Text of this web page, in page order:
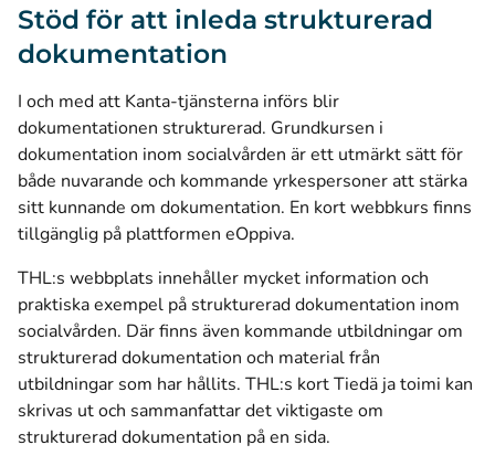
Stöd för att inleda strukturerad
dokumentation
I och med att Kanta-tjänsterna införs blir
dokumentationen strukturerad. Grundkursen i
dokumentation inom socialvården är ett utmärkt sätt för
både nuvarande och kommande yrkespersoner att stärka
sitt kunnande om dokumentation. En kort webbkurs finns
tillgänglig på plattformen eOppiva.
THL:s webbplats innehåller mycket information och
praktiska exempel på strukturerad dokumentation inom
socialvården. Där finns även kommande utbildningar om
strukturerad dokumentation och material från
utbildningar som har hållits. THL:s kort Tiedä ja toimi kan
skrivas ut och sammanfattar det viktigaste om
strukturerad dokumentation på en sida.